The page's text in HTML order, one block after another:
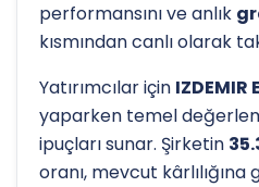
performansını ve anlık
kısmından canlı olarak
Yatırımcılar için IZDEMIR
yaparken temel
ipuçları sunar. Şirketin
oranı, mevcut kârlılığına